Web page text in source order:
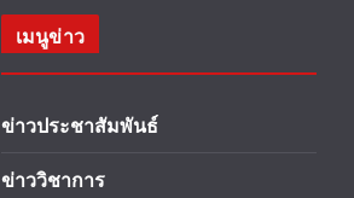
เมนูข่าว
ข่าวประชาสัมพันธ์
ข่าววิชาการ